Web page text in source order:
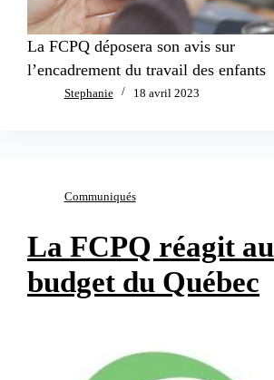
La FCPQ déposera son avis sur
l’encadrement du travail des enfants
Stephanie 18 avril 2023
Communiqués
La FCPQ réagit au
budget du Québec